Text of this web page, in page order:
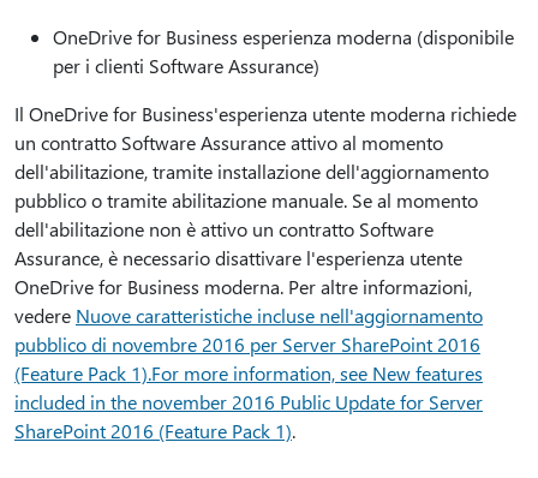
OneDrive for Business esperienza moderna (disponibile
per i clienti Software Assurance)
Il OneDrive for Business'esperienza utente moderna richiede
un contratto Software Assurance attivo al momento
dell'abilitazione, tramite installazione dell'aggiornamento
pubblico o tramite abilitazione manuale. Se al momento
dell'abilitazione non è attivo un contratto Software
Assurance, è necessario disattivare l'esperienza utente
OneDrive for Business moderna. Per altre informazioni,
vedere Nuove caratteristiche incluse nell'aggiornamento
pubblico di novembre 2016 per Server SharePoint 2016
(Feature Pack 1).For more information, see New features
included in the november 2016 Public Update for Server
SharePoint 2016 (Feature Pack 1).